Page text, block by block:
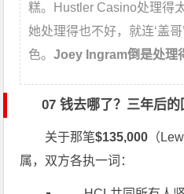
糕。Hustler Casino处理得
她处理得也不好，就连‘盖
色。Joey Ingram倒是处理
07 钱去哪了？三年后的
关于那笔$135,000 （
属，双方各执一词：